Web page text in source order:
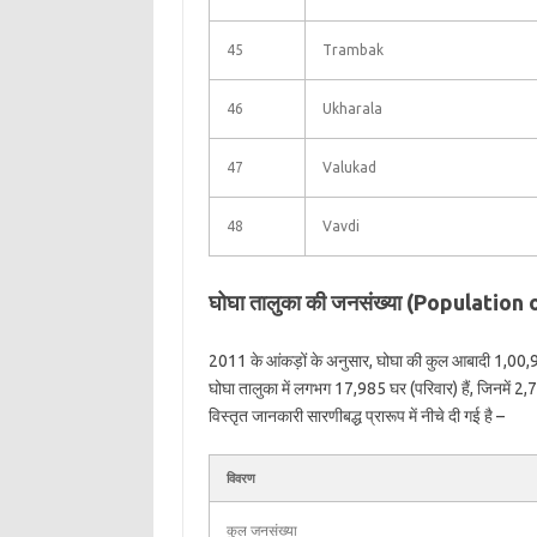
45 Trambak
46 Ukharala
47 Valukad
48 Vavdi
घोघा तालुका की जनसंख्या
2011 के आंकड़ों के अनुसार, घोघा की कुल आबादी
घोघा तालुका में लगभग 17,985 घर (परिवार) हैं, जिनमें
विस्तृत जानकारी सारणीबद्ध प्रारूप में नीचे दी गई है –
विवरण
कुल जनसंख्या